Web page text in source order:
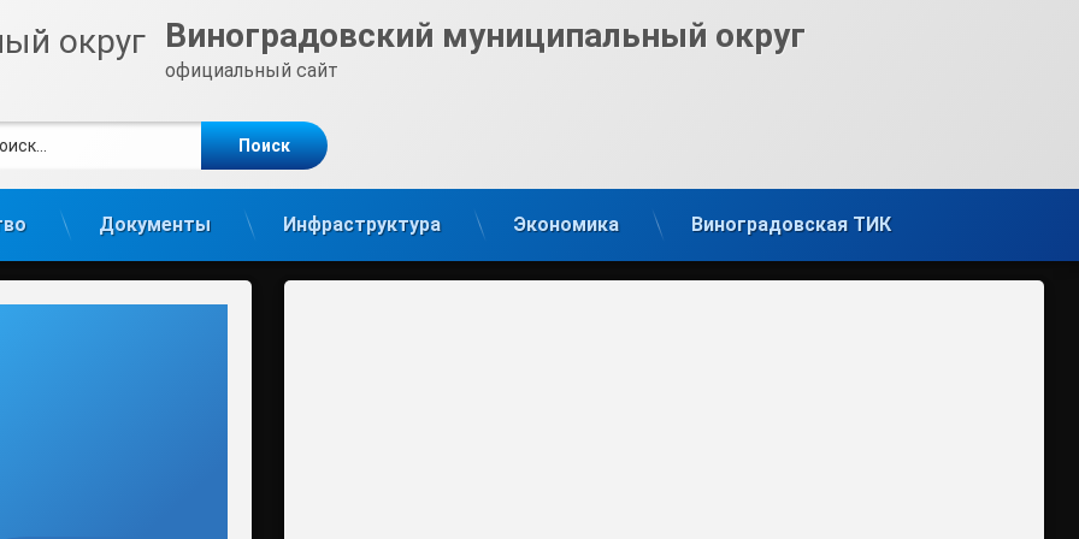
Виноградовский муниципальный округ
официальный сайт
Документы Инфраструктура Экономика Виноградовская ТИК